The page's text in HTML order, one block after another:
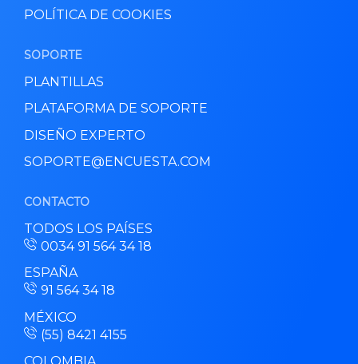
POLÍTICA DE COOKIES
SOPORTE
PLANTILLAS
PLATAFORMA DE SOPORTE
DISEÑO EXPERTO
SOPORTE@ENCUESTA.COM
CONTACTO
TODOS LOS PAÍSES
0034 91 564 34 18
ESPAÑA
91 564 34 18
MÉXICO
(55) 8421 4155